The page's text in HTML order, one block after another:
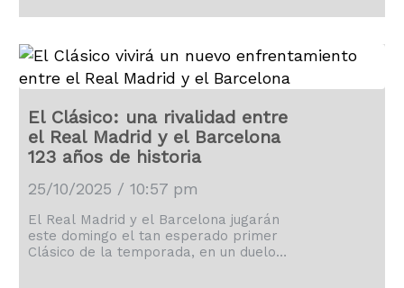
El Clásico: una rivalidad entre
el Real Madrid y el Barcelona
123 años de historia
25/10/2025 / 10:57 pm
El Real Madrid y el Barcelona jugarán
este domingo el tan esperado primer
Clásico de la temporada, en un duelo